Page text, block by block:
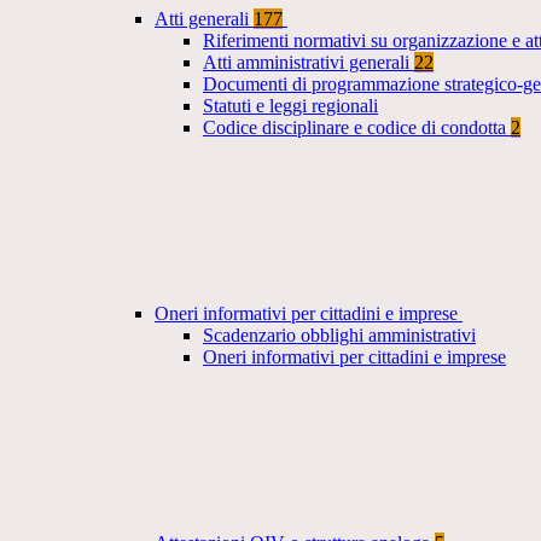
Atti generali 177
Riferimenti normativi su organizzazione e
Atti amministrativi generali 22
Documenti di programmazione strategico-
Statuti e leggi regionali
Codice disciplinare e codice di condotta 2
Oneri informativi per cittadini e imprese
Scadenzario obblighi amministrativi
Oneri informativi per cittadini e imprese